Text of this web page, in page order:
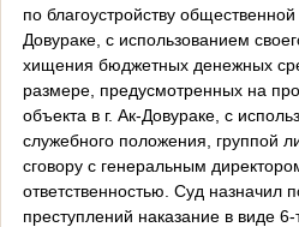
по благоустройству общественной
Довураке, с использованием
хищения бюджетных денежных
размере, предусмотренных на
объекта в г. Ак-Довураке, с
служебного положения, группой
сговору с генеральным
ответственностью. Суд назначил
преступлений наказание в виде